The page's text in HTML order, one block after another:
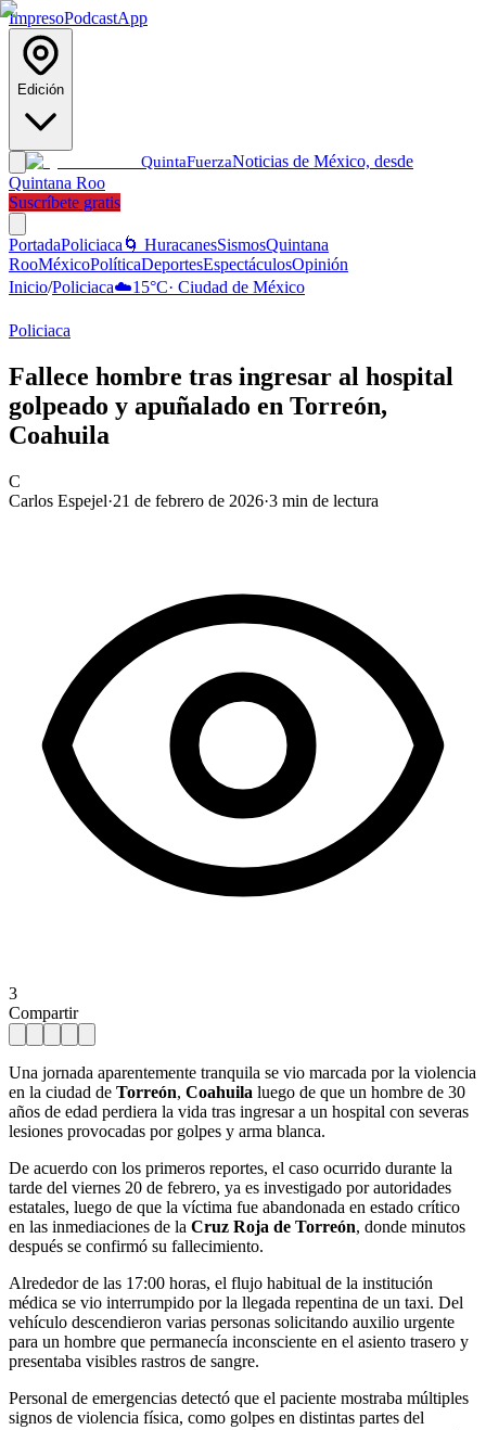
ImpresoPodcastApp
Edición
QuintaFuerzaNoticias de México, desde
Quintana Roo
Suscríbete gratis
PortadaPoliciaca 🌀 HuracanesSismosQuintana
RooMéxicoPolíticaDeportesEspectáculosOpinión
Inicio/Policiaca☁️15°C· Ciudad de México
Policiaca
Fallece hombre tras ingresar al hospital
golpeado y apuñalado en Torreón,
Coahuila
C
Carlos Espejel·21 de febrero de 2026·3 min de lectura
3
Compartir
Una jornada aparentemente tranquila se vio marcada por la violencia
en la ciudad de Torreón, Coahuila luego de que un hombre de 30
años de edad perdiera la vida tras ingresar a un hospital con severas
lesiones provocadas por golpes y arma blanca.
De acuerdo con los primeros reportes, el caso ocurrido durante la
tarde del viernes 20 de febrero, ya es investigado por autoridades
estatales, luego de que la víctima fue abandonada en estado crítico
en las inmediaciones de la Cruz Roja de Torreón, donde minutos
después se confirmó su fallecimiento.
Alrededor de las 17:00 horas, el flujo habitual de la institución
médica se vio interrumpido por la llegada repentina de un taxi. Del
vehículo descendieron varias personas solicitando auxilio urgente
para un hombre que permanecía inconsciente en el asiento trasero y
presentaba visibles rastros de sangre.
Personal de emergencias detectó que el paciente mostraba múltiples
signos de violencia física, como golpes en distintas partes del